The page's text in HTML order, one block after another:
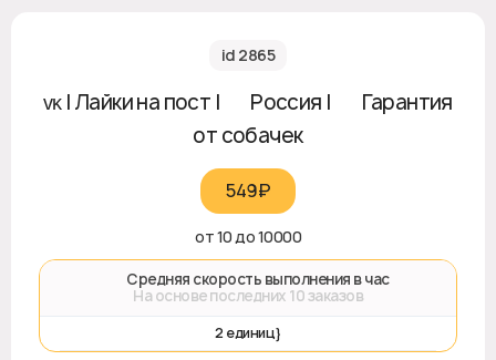
id 2865
ᴠᴋ | Лайки на пост | 🇷🇺 Россия | 👑 Гарантия
от собачек
549₽‎
от 10 до 10000
🚀 Средняя скорость выполнения в час
На основе последних 10 заказов
2 единиц}